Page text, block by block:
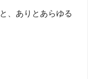
と、ありとあらゆる